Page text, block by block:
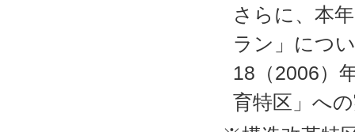
さらに、本
ラン」につ
18（2006）
育特区」へ